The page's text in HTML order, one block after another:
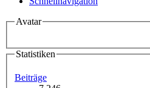
Avatar
Statistiken
Beiträge